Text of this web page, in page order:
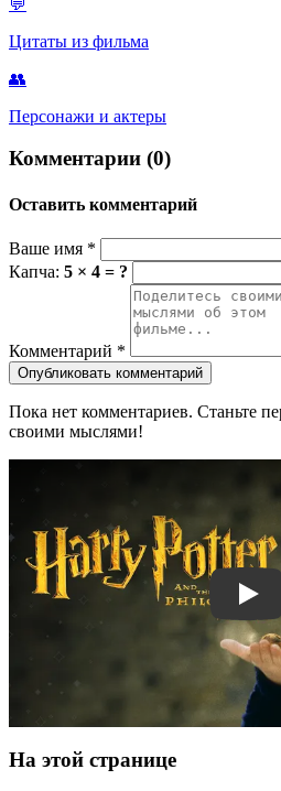
Цитаты из фильма
👥
Персонажи и актеры
Комментарии (0)
Оставить комментарий
Ваше имя *
Капча: 5 × 4 = ?
Комментарий *
Опубликовать комментарий
Пока нет комментариев. Станьте
своими мыслями!
На этой странице